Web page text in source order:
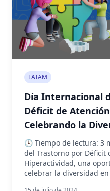
LATAM
Día Internacional
Déficit de
Celebrando la
🕒 Tiempo de lectura: 3
del Trastorno por Déficit
Hiperactividad, una
celebrar la diversidad